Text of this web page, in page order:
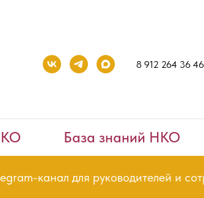
8 912 264 36 46
База знаний НКО
для руководителей и